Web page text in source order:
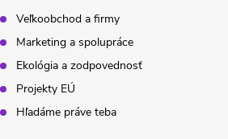
Veľkoobchod a firmy
Marketing a spolupráce
Ekológia a zodpovednosť
Projekty EÚ
Hľadáme práve teba